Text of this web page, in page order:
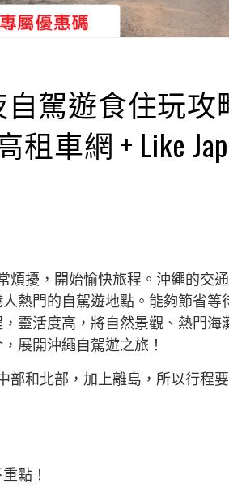
自駕遊食住玩攻
車網 + Like
煩擾，開始愉快旅程。沖繩的交
熱門的自駕遊地點。能夠節省等
靈活度高，將自然景觀、熱門海
展開沖繩自駕遊之旅！
和北部，加上離島，所以行程要
點！